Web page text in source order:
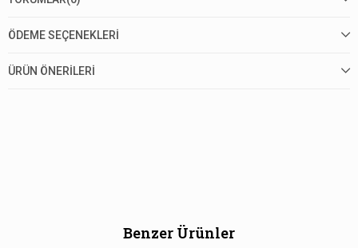
ÖDEME SEÇENEKLERI
ÜRÜN ÖNERILERI
Benzer Ürünler